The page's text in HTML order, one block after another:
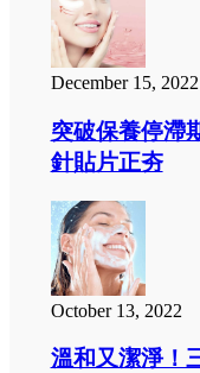
December 15, 2022
突破保養停
針貼片正夯
October 13, 2022
溫和又潔淨！